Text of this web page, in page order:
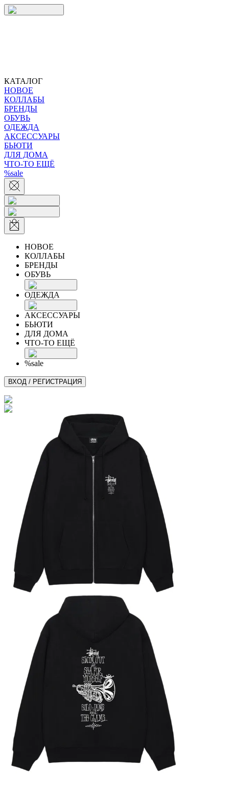
КАТАЛОГ
НОВОЕ
КОЛЛАБЫ
БРЕНДЫ
ОБУВЬ
ОДЕЖДА
АКСЕССУАРЫ
БЬЮТИ
ДЛЯ ДОМА
ЧТО-ТО ЕЩЁ
%sale
НОВОЕ
КОЛЛАБЫ
БРЕНДЫ
ОБУВЬ
ОДЕЖДА
АКСЕССУАРЫ
БЬЮТИ
ДЛЯ ДОМА
ЧТО-ТО ЕЩЁ
%sale
ВХОД / РЕГИСТРАЦИЯ